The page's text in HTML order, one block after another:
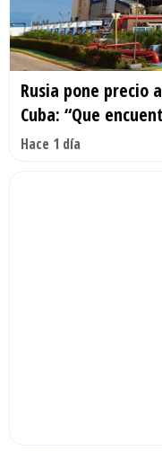
Rusia pone precio
Cuba: “Que
Hace 1 día